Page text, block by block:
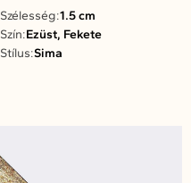
Szélesség:1.5 cm
Szín:Ezüst, Fekete
Stílus:Sima